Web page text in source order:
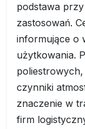
podstawa
zastosowań.
informujące o
użytkowania.
czynniki
znaczenie w
firm